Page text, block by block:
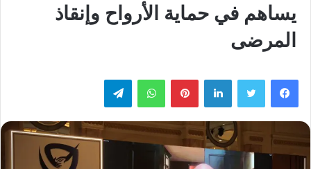
يساهم في حماية الأرواح وإنقاذ
المرضى
لينكدإن بينتيريست واتساب